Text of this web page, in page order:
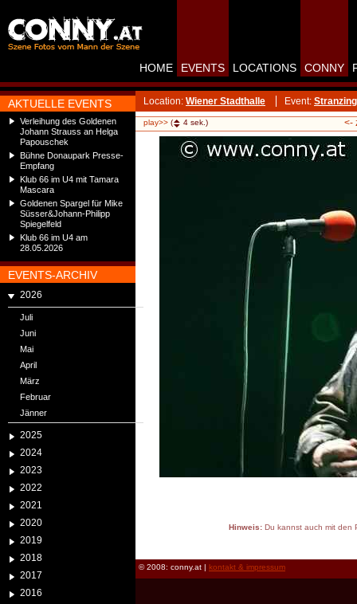
AKTUELLE EVENTS
Verleihung des Goldenen
Johann Strauss an Helga
Papouschek
Bühne Donaupark Presse-
Empfang
Klub 66 im U4 mit Tamara
Mascara
Goldenen Spargel für Mike
Süsser&Johann-Philipp
Spiegelfeld
Klub 66 im U4 am
28.05.2026
EVENTS-ARCHIV
2026
Juli
Juni
Mai
April
März
Februar
Jänner
2025
2024
2023
2022
2021
2020
2019
2018
2017
2016
HOME EVENTS LOCATIONS CONNY
Location: Wiener Stadthalle Event:
play>> ( 4 sek.) <-
Hinweis:Du kannst auch mit den
© 2008: conny.at | kontakt & impressum